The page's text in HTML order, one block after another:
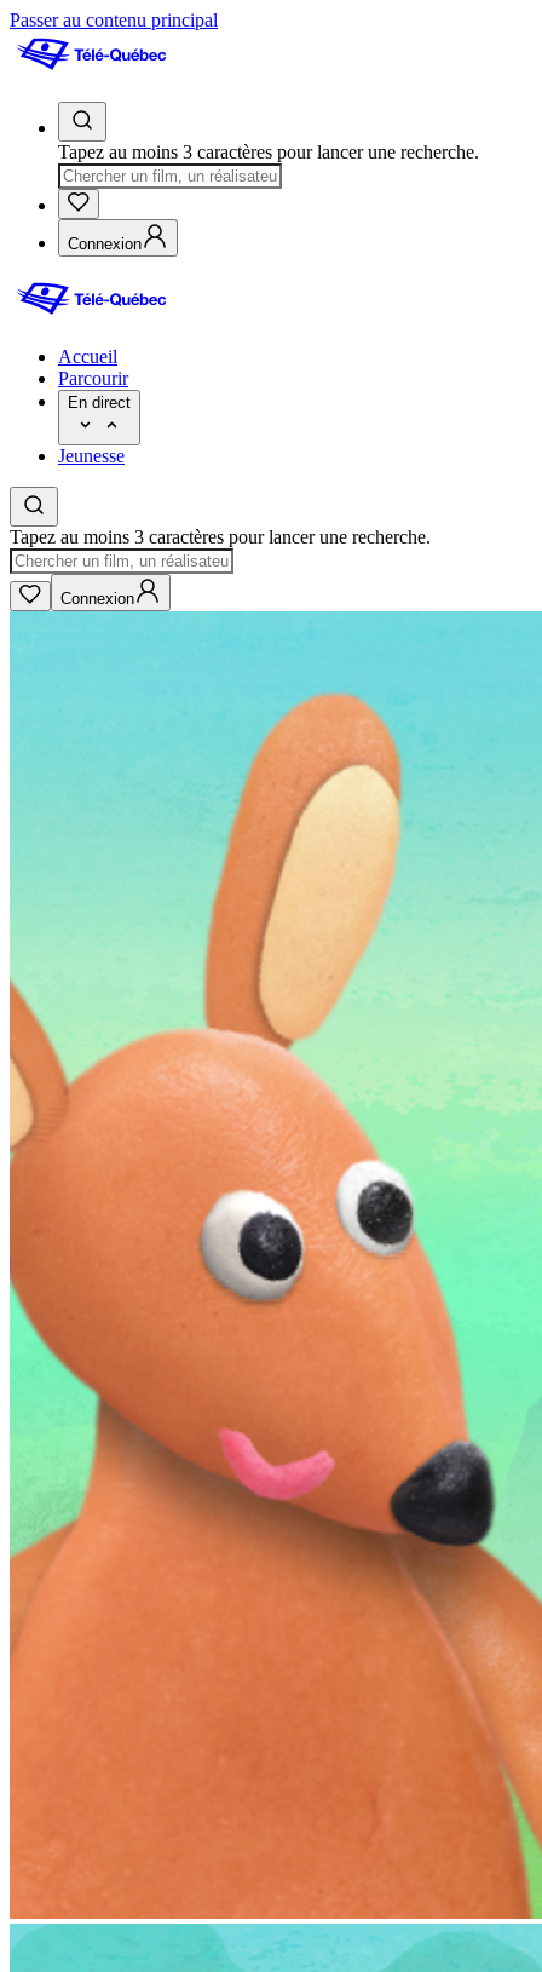
Passer au contenu principal
Tapez au moins 3 caractères pour lancer une recherche.
Connexion
Accueil
Parcourir
En direct
Jeunesse
Tapez au moins 3 caractères pour lancer une recherche.
Connexion